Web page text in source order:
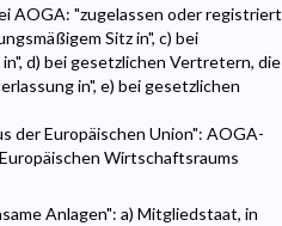
AOGA: "zugelassen oder registriert
Sitz in", c) bei
d) bei gesetzlichen Vertretern, die
in", e) bei gesetzlichen
der Europäischen Union": AOGA-
Wirtschaftsraums
Anlagen": a) Mitgliedstaat, in